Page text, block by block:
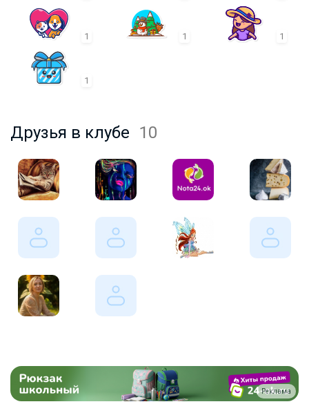
1 1 1
1
Друзья в клубе 10
Реклама